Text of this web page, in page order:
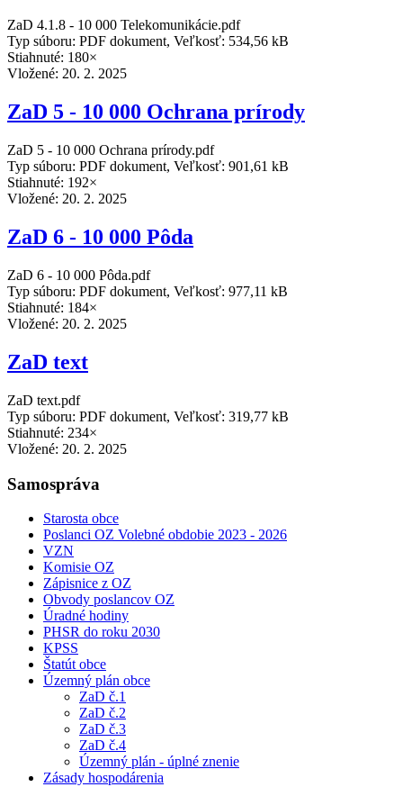
ZaD 4.1.8 - 10 000 Telekomunikácie.pdf
Typ súboru: PDF dokument, Veľkosť: 534,56 kB
Stiahnuté: 180×
Vložené: 20. 2. 2025
ZaD 5 - 10 000 Ochrana prírody
ZaD 5 - 10 000 Ochrana prírody.pdf
Typ súboru: PDF dokument, Veľkosť: 901,61 kB
Stiahnuté: 192×
Vložené: 20. 2. 2025
ZaD 6 - 10 000 Pôda
ZaD 6 - 10 000 Pôda.pdf
Typ súboru: PDF dokument, Veľkosť: 977,11 kB
Stiahnuté: 184×
Vložené: 20. 2. 2025
ZaD text
ZaD text.pdf
Typ súboru: PDF dokument, Veľkosť: 319,77 kB
Stiahnuté: 234×
Vložené: 20. 2. 2025
Samospráva
Starosta obce
Poslanci OZ Volebné obdobie 2023 - 2026
VZN
Komisie OZ
Zápisnice z OZ
Obvody poslancov OZ
Úradné hodiny
PHSR do roku 2030
KPSS
Štatút obce
Územný plán obce
ZaD č.1
ZaD č.2
ZaD č.3
ZaD č.4
Územný plán - úplné znenie
Zásady hospodárenia